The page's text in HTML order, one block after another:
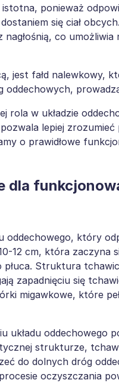
ponieważ
się ciał
co umożliwia
jest fałd nalewkowy,
oddechowych,
w układzie
lepiej
o prawidłowe
oddechowego, który
12 cm, która zaczyna
Struktura
zapadnięciu się
migawkowe, które
oddechowego
strukturze,
do dolnych dróg
oczyszczania